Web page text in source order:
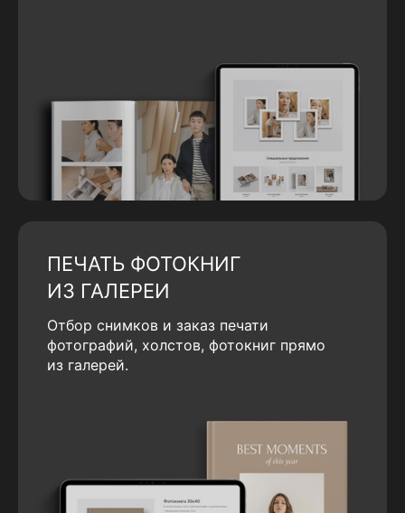
ПЕЧАТЬ ФОТОКНИГ
ИЗ ГАЛЕРЕИ
Отбор снимков и заказ печати
фотографий, холстов, фотокниг прямо
из галерей.